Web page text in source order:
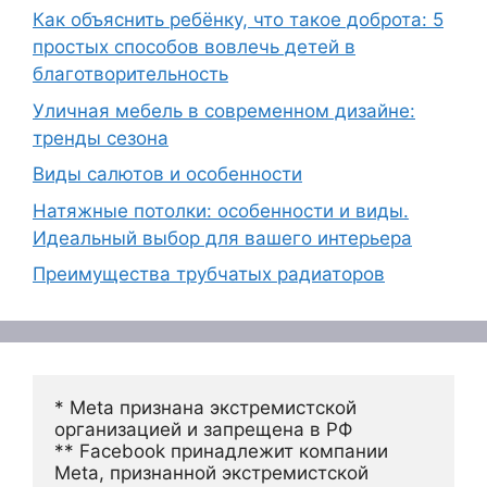
Как объяснить ребёнку, что такое доброта: 5
простых способов вовлечь детей в
благотворительность
Уличная мебель в современном дизайне:
тренды сезона
Виды салютов и особенности
Натяжные потолки: особенности и виды.
Идеальный выбор для вашего интерьера
Преимущества трубчатых радиаторов
* Meta признана экстремистской
организацией и запрещена в РФ
** Facebook принадлежит компании
Meta, признанной экстремистской